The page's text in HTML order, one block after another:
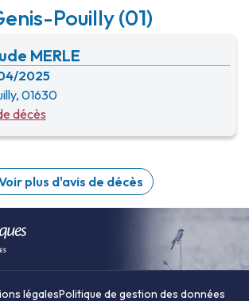
Pouilly (01)
MERLE
2025
01630
décès
plus d'avis de décès
légalesPolitique de gestion des données